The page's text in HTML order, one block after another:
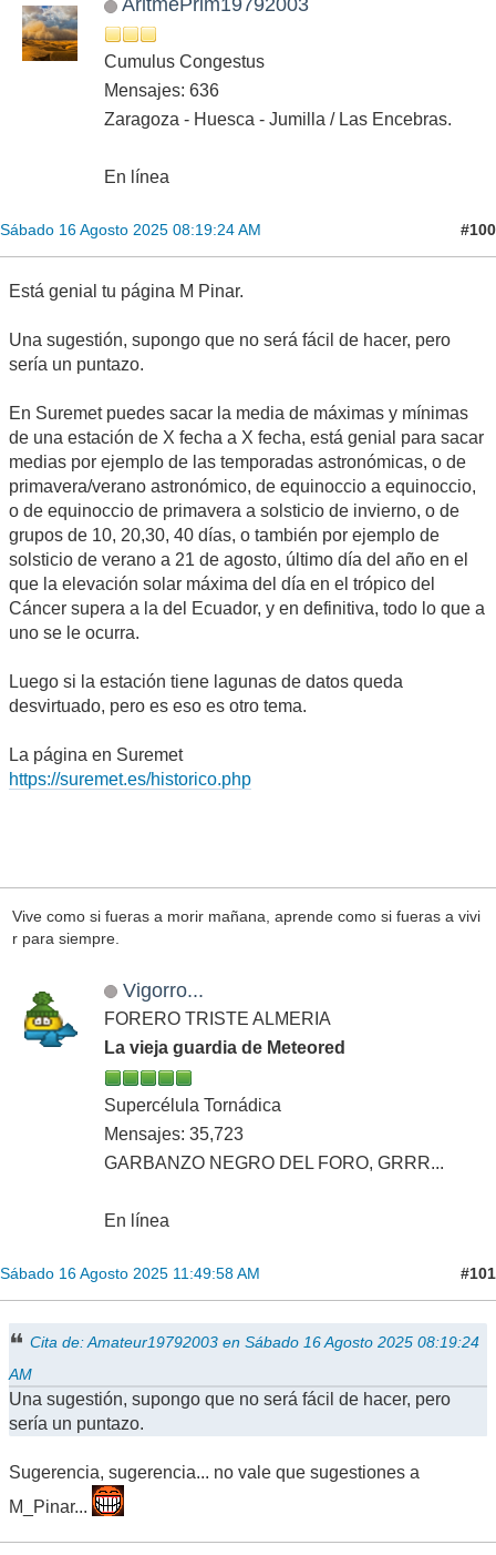
Cumulus Congestus
Mensajes: 636
Zaragoza - Huesca - Jumilla / Las Encebras.
En línea
Sábado 16 Agosto 2025 08:19:24 AM #100
Está genial tu página M Pinar.
Una sugestión, supongo que no será fácil de hacer, pero
sería un puntazo.
En Suremet puedes sacar la media de máximas y mínimas
de una estación de X fecha a X fecha, está genial para sacar
medias por ejemplo de las temporadas astronómicas, o de
primavera/verano astronómico, de equinoccio a equinoccio,
o de equinoccio de primavera a solsticio de invierno, o de
grupos de 10, 20,30, 40 días, o también por ejemplo de
solsticio de verano a 21 de agosto, último día del año en el
que la elevación solar máxima del día en el trópico del
Cáncer supera a la del Ecuador, y en definitiva, todo lo que a
uno se le ocurra.
Luego si la estación tiene lagunas de datos queda
desvirtuado, pero es eso es otro tema.
La página en Suremet
https://suremet.es/historico.php
Vive como si fueras a morir mañana, aprende como si fueras a vivi
r para siempre.
Vigorro...
FORERO TRISTE ALMERIA
La vieja guardia de Meteored
Supercélula Tornádica
Mensajes: 35,723
GARBANZO NEGRO DEL FORO, GRRR...
En línea
Sábado 16 Agosto 2025 11:49:58 AM #101
Cita de: Amateur19792003 en Sábado 16 Agosto 2025 08:19:24
AM
Una sugestión, supongo que no será fácil de hacer, pero
sería un puntazo.
Sugerencia, sugerencia... no vale que sugestiones a
M_Pinar...